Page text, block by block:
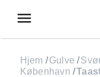
menu
Hjem /Gulve /
København /